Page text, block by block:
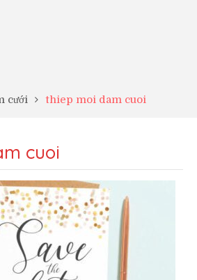
cưới thiep moi dam cuoi
cuoi